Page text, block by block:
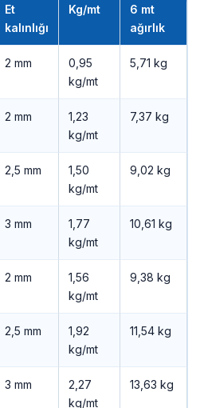
Et
kalınlığı
Kg/mt
6 mt
ağırlık
2 mm
0,95
kg/mt
5,71 kg
2 mm
1,23
kg/mt
7,37 kg
2,5 mm
1,50
kg/mt
9,02 kg
3 mm
1,77
kg/mt
10,61 kg
2 mm
1,56
kg/mt
9,38 kg
2,5 mm
1,92
kg/mt
11,54 kg
3 mm
2,27
kg/mt
13,63 kg